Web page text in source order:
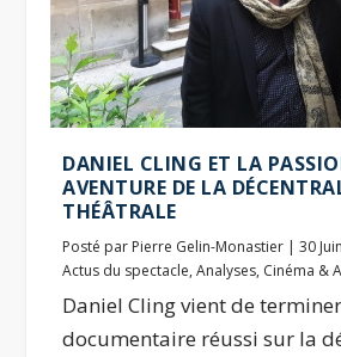
DANIEL CLING ET LA
AVENTURE DE LA
THÉÂTRALE
Posté par Pierre Gelin-Monastier |30
Actus du spectacle,Analyses, Cinéma &
Daniel Cling vient de
documentaire réussi sur la